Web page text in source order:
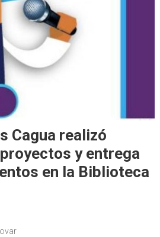
Cagua realizó
y entrega
en la Biblioteca